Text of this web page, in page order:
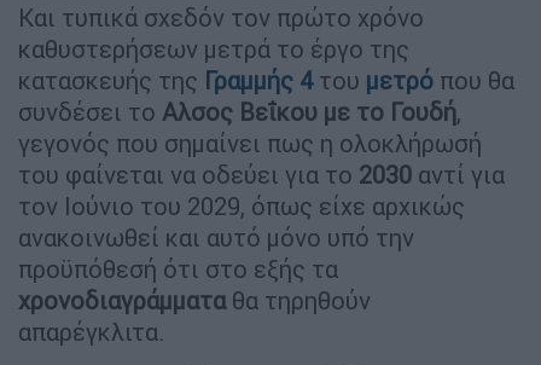
Και τυπικά σχεδόν τον πρώτο χρόνο
καθυστερήσεων μετρά το έργο της
κατασκευής της Γραμμής 4του μετρό που θα
συνδέσει το Αλσος Βεΐκου με το Γουδή,
γεγονός που σημαίνει πως η ολοκλήρωσή
του φαίνεται να οδεύει για το 2030 αντί για
τον Ιούνιο του 2029, όπως είχε αρχικώς
ανακοινωθεί και αυτό μόνο υπό την
προϋπόθεσή ότι στο εξής τα
χρονοδιαγράμματαθα τηρηθούν
απαρέγκλιτα.